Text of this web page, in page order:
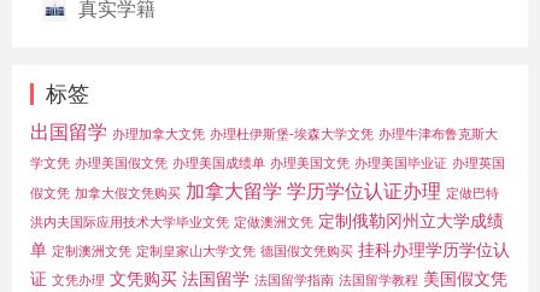
真实学籍
标签
出国留学 办理加拿大文凭 办理杜伊斯堡-埃森大学文凭 办理牛津布鲁克斯大
学文凭 办理美国假文凭 办理美国成绩单 办理美国文凭 办理美国毕业证 办理英国
假文凭 加拿大假文凭购买 加拿大留学 学历学位认证办理 定做巴特
洪内夫国际应用技术大学毕业文凭 定做澳洲文凭 定制俄勒冈州立大学成绩
单 定制澳洲文凭 定制皇家山大学文凭 德国假文凭购买 挂科办理学历学位认
证 文凭办理 文凭购买 法国留学 法国留学指南 法国留学教程 美国假文凭